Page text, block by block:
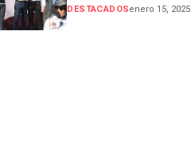
en Ciudad Madero
DESTACADOSenero 15, 2025